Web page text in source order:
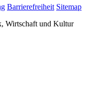
Barrierefreiheit Sitemap
Wirtschaft und Kultur